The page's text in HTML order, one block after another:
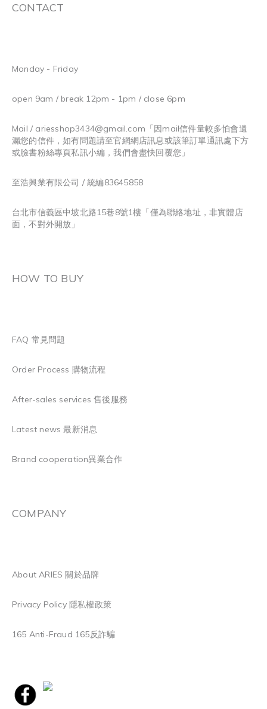
CONTACT
Monday - Friday
open 9am / break 12pm - 1pm / close 6pm
Mail / ariesshop3434@gmail.com 「因mail信件量較多怕會遺
漏您的信件，如有問題請至官網網店訊息或該筆訂單通訊處下方
或臉書粉絲專頁私訊小編，我們會盡快回覆您」
至浩興業有限公司 / 統編83645858
台北市信義區中坡北路15巷8號1樓「僅為聯絡地址，非實體店
面，不對外開放」
HOW TO BUY
FAQ 常見問題
Order Process 購物流程
After-sales services 售後服務
Latest news 最新消息
Brand cooperation異業合作
COMPANY
About ARIES 關於品牌
Privacy Policy 隱私權政策
165 Anti-Fraud 165反詐騙